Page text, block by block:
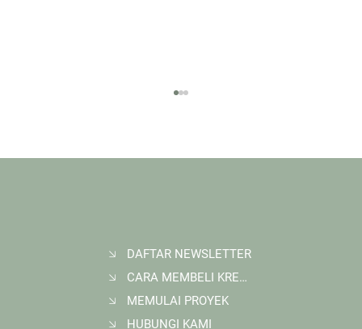
Membangun Ruang Belajar Melalui Sekolah
Karbon di Gerbang Barito
DAFTAR NEWSLETTER
CARA MEMBELI KREDIT KARBON
MEMULAI PROYEK
HUBUNGI KAMI